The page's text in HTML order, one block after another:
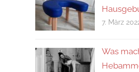
7. März
Was